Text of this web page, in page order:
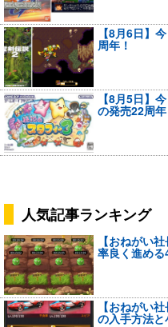
【8月6日】
周年！
【8月5日】
の発売22周年
人気記事ランキング
【おねがい
率良く進め
【おねがい
の入手方法と